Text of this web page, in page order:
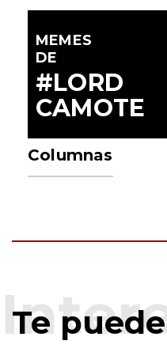
MEMES
DE
#LORD
CAMOTE
Columnas
Te puede